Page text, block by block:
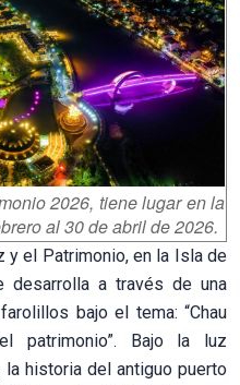
2026, tiene lugar en la
al 30 de abril de 2026.
el Patrimonio, en la Isla de
desarrolla a través de una
bajo el tema: “Chau
patrimonio”. Bajo la luz
historia del antiguo puerto